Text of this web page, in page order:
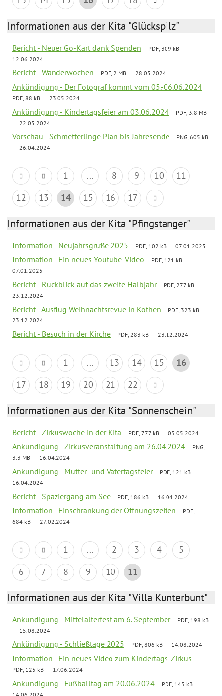
Informationen aus der Kita "Glückspilz"
Bericht - Neuer Go-Kart dank Spenden
PDF, 309 kB
12.06.2024
Bericht - Wanderwochen PDF, 2 MB 28.05.2024
Ankündigung - Der Fotograf kommt vom 05.-06.06.2024
PDF, 88 kB 23.05.2024
Ankündigung - Kindertagsfeier am 03.06.2024
PDF, 3.8 MB
22.05.2024
Vorschau - Schmetterlinge Plan bis Jahresende
PNG, 605 kB
26.04.2024
1 ... 8 9 10
11
12
13 14 15 16 17
Informationen aus der Kita "Pfingstanger"
Information - Neujahrsgrüße 2025 PDF, 102 kB 07.01.2025
Information - Ein neues Youtube-Video
PDF, 121 kB
07.01.2025
Bericht - Rückblick auf das zweite Halbjahr
PDF, 277 kB
23.12.2024
Bericht - Ausflug Weihnachtsrevue in Köthen
PDF, 323 kB
23.12.2024
Bericht - Besuch in der Kirche PDF, 283 kB 23.12.2024
1 ... 13 14 15
16
17
18 19 20 21 22
Informationen aus der Kita "Sonnenschein"
Bericht - Zirkuswoche in der Kita PDF, 777 kB 03.05.2024
Ankündigung - Zirkusveranstaltung am 26.04.2024
PNG,
3.3 MB
16.04.2024
Ankündigung - Mutter- und Vatertagsfeier
PDF, 121 kB
16.04.2024
Bericht - Spaziergang am See PDF, 186 kB 16.04.2024
Information - Einschränkung der Öffnungszeiten
PDF,
684 kB
27.02.2024
1 ... 2 3 4
5
6
7 8 9 10 11
Informationen aus der Kita "Villa Kunterbunt"
Ankündigung - Mittelalterfest am 6. September
PDF, 198 kB
15.08.2024
Ankündigung - Schließtage 2025 PDF, 806 kB 14.08.2024
Information - Ein neues Video zum Kindertags-Zirkus
PDF, 125 kB 17.06.2024
Ankündigung - Fußballtag am 20.06.2024
PDF, 143 kB
14.06.2024